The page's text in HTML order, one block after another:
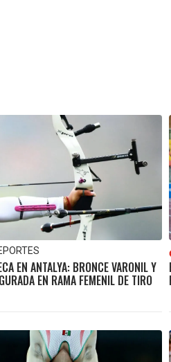
EN ANTALYA: BRONCE VARONIL Y
EN RAMA FEMENIL DE TIRO